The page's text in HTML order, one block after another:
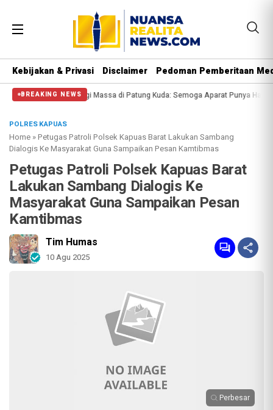
Kebijakan & Privasi Disclaimer Pedoman Pemberitaan
BREAKING NEWS
Halangi Massa di Patung Kuda: Semoga Aparat Punya Hati Nurani
POLRES KAPUAS
Home »Petugas Patroli Polsek Kapuas Barat Lakukan Sambang
Dialogis Ke Masyarakat Guna Sampaikan Pesan Kamtibmas
Petugas Patroli Polsek Kapuas Barat
Lakukan Sambang Dialogis Ke
Masyarakat Guna Sampaikan Pesan
Kamtibmas
Tim Humas
10 Agu 2025
Perbesar